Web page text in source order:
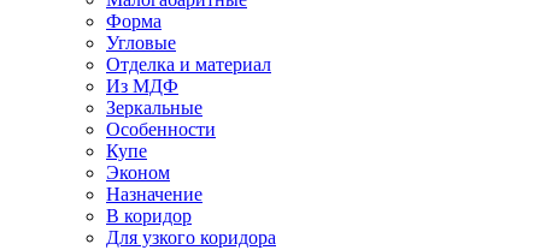
Форма
Угловые
Отделка и материал
Из МДФ
Зеркальные
Особенности
Купе
Эконом
Назначение
В коридор
Для узкого коридора